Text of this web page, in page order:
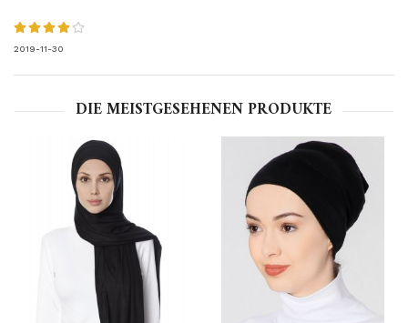
2019-11-30
DIE MEISTGESEHENEN PRODUKTE